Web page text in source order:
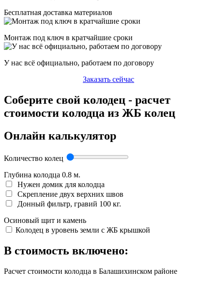
Бесплатная доставка материалов
Монтаж под ключ в кратчайшие сроки
У нас всё официально, работаем по договору
Заказать сейчас
Соберите свой колодец - расчет
стоимости колодца из ЖБ колец
Онлайн калькулятор
Количество колец
Глубина колодца 0.8 м.
Нужен домик для колодца
Скрепление двух верхних швов
Донный фильтр, гравий 100 кг.
Осиновый щит и камень
Колодец в уровень земли с ЖБ крышкой
В стоимость включено:
Расчет стоимости колодца в Балашихинском районе